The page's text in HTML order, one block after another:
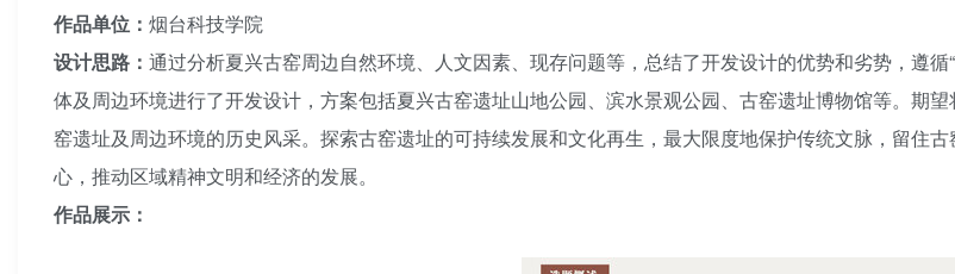
作品单位： 烟台科技学院
设计思路： 通过分析夏兴古窑周边自然环境、人文因素、现存问题等，总结了开发设计的优势和劣势，遵循
体及周边环境进行了开发设计，方案包括夏兴古窑遗址山地公园、滨水景观公园、古窑遗址博物馆等。期
窑遗址及周边环境的历史风采。探索古窑遗址的可持续发展和文化再生，最大限度地保护传统文脉，留住
心，推动区域精神文明和经济的发展。
作品展示：